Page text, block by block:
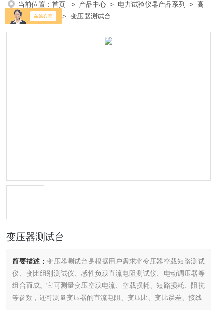
当前位置：首页 > 产品中心 > 电力试验仪器产品系列 >高
压试验变压器
> 变压器测试台
变压器测试台
简要描述：变压器测试台是根据用户需求将变压器空载短路测试
仪、变比组别测试仪、感性负载直流电阻测试仪、电动调压器等
组合而成。它可测量变压空载电流、空载损耗、短路损耗、阻抗
等参数，还可测量变压器的直流电阻、变压比、变比误差、接线